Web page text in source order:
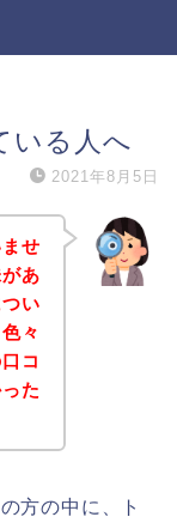
いる人へ
2021年8月5日
せ
あ
い
々
コ
た
方の中に、ト